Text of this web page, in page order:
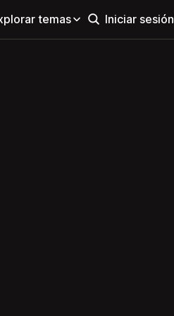
temas Iniciar sesión